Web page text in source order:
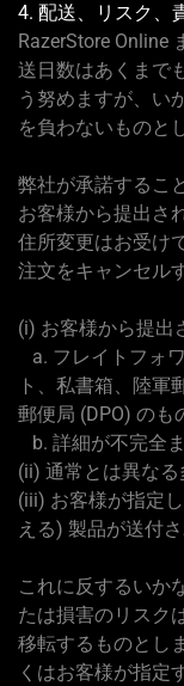
4. 配送、リスク、
RazerStore Online
送日数はあくまで
う努めますが、い
を負わないものと
弊社が承諾するこ
お客様から提出さ
住所変更はお受け
注文をキャンセル
(i) お客様から提出
a. フレイトフォ
ト、私書箱、陸軍
郵便局 (DPO) のも
b. 詳細が不完全
(ii) 通常とは異なる
(iii) お客様が指定
える) 製品が送付さ
これに反するいか
たは損害のリスク
移転するものとし
くはお客様が指定